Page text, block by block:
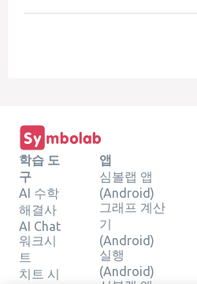
학습 도
구
AI 수학
해결사
AI Chat
워크시
트
치트 시
앱
심볼랩 앱
(Android)
그래프 계산
기
(Android)
실행
(Android)